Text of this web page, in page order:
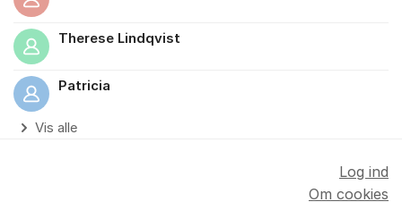
Therese Lindqvist
Patricia
Vis alle
Log ind
Om cookies